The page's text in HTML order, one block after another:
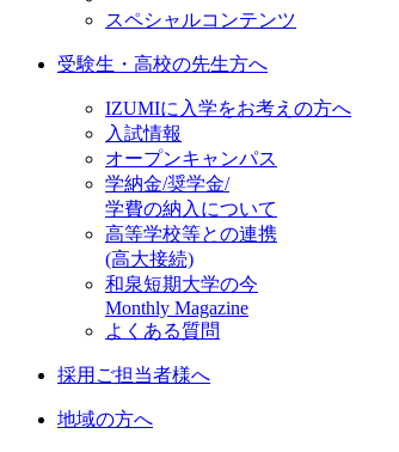
スペシャルコンテンツ
受験生・高校の先生方へ
IZUMIに入学をお考えの方へ
入試情報
オープンキャンパス
学納金/奨学金/
学費の納入について
高等学校等との連携
(高大接続)
和泉短期大学の今
Monthly Magazine
よくある質問
採用ご担当者様へ
地域の方へ